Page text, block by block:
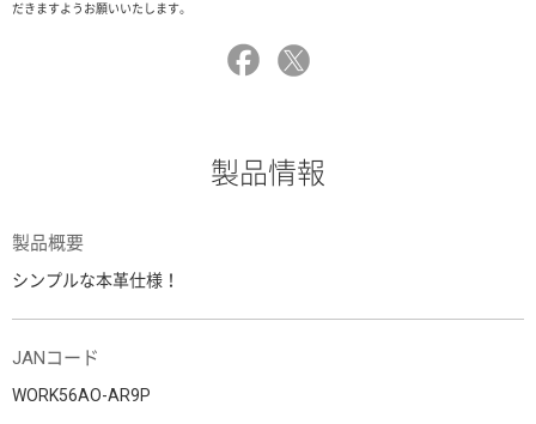
だきますようお願いいたします。
製品情報
製品概要
シンプルな本革仕様！
JANコード
WORK56AO-AR9P